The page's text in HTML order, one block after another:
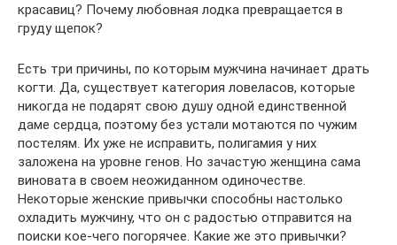
красавиц? Почему любовная лодка превращается в
груду щепок?
Есть три причины, по которым мужчина начинает драть
когти. Да, существует категория ловеласов, которые
никогда не подарят свою душу одной единственной
даме сердца, поэтому без устали мотаются по чужим
постелям. Их уже не исправить, полигамия у них
заложена на уровне генов. Но зачастую женщина сама
виновата в своем неожиданном одиночестве.
Некоторые женские привычки способны настолько
охладить мужчину, что он с радостью отправится на
поиски кое-чего погорячее. Какие же это привычки?